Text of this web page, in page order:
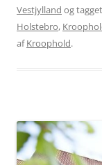
Vestjylland og tagget
Holstebro,
afKroophold.